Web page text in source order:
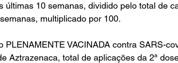
últimas 10 semanas, dividido pelo total de
multiplicado por 100.
PLENAMENTE VACINADA contra SARS-
Aztrazenaca, total de aplicações da 2ª